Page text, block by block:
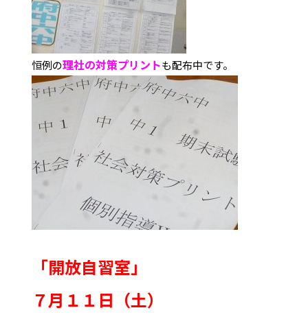
恒例の理社の対策プリントも配布中です。
「開放自習室」
７月１１日（土）